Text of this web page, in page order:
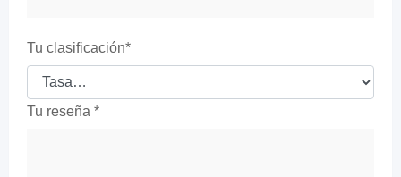
Tu clasificación*
Tu reseña *